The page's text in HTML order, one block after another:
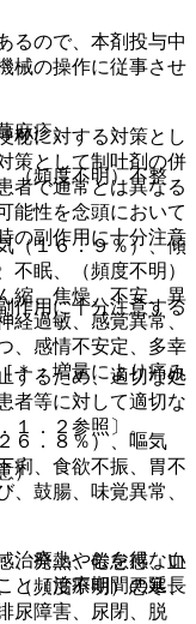
るので、本剤投与中
械の操作に従事させ
秘に対する対策とし
策として制吐剤の併
者で通常とは異なる
能性を念頭において
の副作用に十分注意
作用に十分注意する
するため、適切な処
者等に対して適切な
１．２参照〕。
）
治療上やむを得ない
と（治療期間の延長
麻疹。
（頻度不明）不整
（１６．９％）、傾
不眠、（頻度不明）
縮、焦燥、不安、異
経過敏、感覚異常、
、感情不安定、多幸
＊：増量により痛み
６．８％）、嘔気
痢、食欲不振、胃不
、鼓腸、味覚異常、
、発熱、倦怠感、血
（頻度不明）悪寒、
尿障害、尿閉、脱